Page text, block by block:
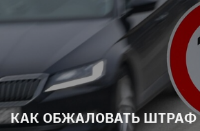
КАК ОБЖАЛОВАТЬ ШТРАФ